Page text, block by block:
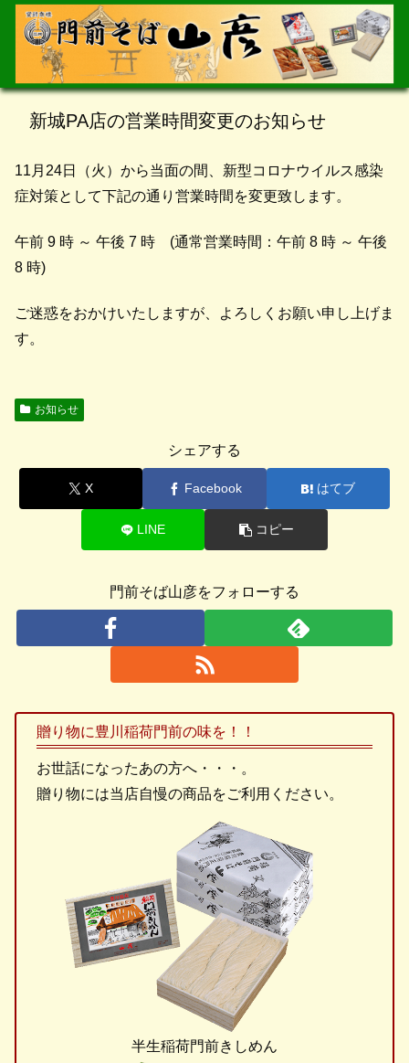
新城PA店の営業時間変更のお知らせ
11月24日（火）から当面の間、新型コロナウイルス感染
症対策として下記の通り営業時間を変更致します。
午前 9 時 ～ 午後 7 時 (通常営業時間：午前 8 時 ～ 午後
8 時)
ご迷惑をおかけいたしますが、よろしくお願い申し上げま
す。
お知らせ
シェアする
X Facebook はてブ
LINE コピー
門前そば山彦をフォローする
贈り物に豊川稲荷門前の味を！！
お世話になったあの方へ・・・。
贈り物には当店自慢の商品をご利用ください。
半生稲荷門前きしめん